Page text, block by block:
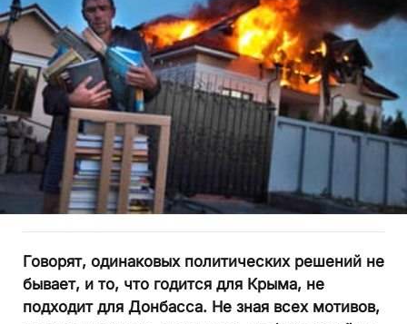
Говорят, одинаковых политических решений не
бывает, и то, что годится для Крыма, не
подходит для Донбасса. Не зная всех мотивов,